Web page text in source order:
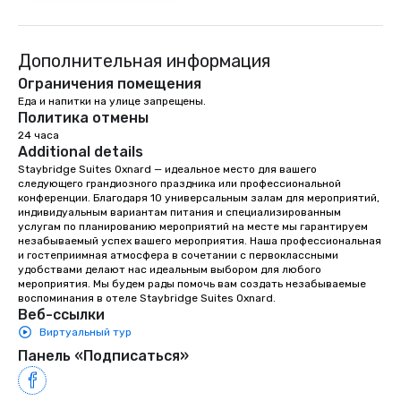
place at multiple restaurants, with
walking in between, there are
countless opportunities to interact
with different people when you sit
traverse along the way. Our
experiences not only provide more
ways to network, but a more convivial
way to do so. Large Groups Welcome
Lip Smacking Foodie Tours is ideal for
groups, small or large. Our
experiences can accommodate
groups from as few as 1 to as many
as 500 guests, making us an ideal
choice for any corporate group event.
Stress-Free Booking Process Booking
a tour is stress-free and allows you to
enjoy the company of your guests
more easily. You’ll take comfort
Дополнительная информация
Ограничения помещения
Еда и напитки на улице запрещены.
Политика отмены
24 часа
Additional details
Staybridge Suites Oxnard — идеальное место для вашего
следующего грандиозного праздника или профессиональной
конференции. Благодаря 10 универсальным залам для мероприятий,
индивидуальным вариантам питания и специализированным
услугам по планированию мероприятий на месте мы гарантируем
незабываемый успех вашего мероприятия. Наша профессиональная
и гостеприимная атмосфера в сочетании с первоклассными
удобствами делают нас идеальным выбором для любого
мероприятия. Мы будем рады помочь вам создать незабываемые
воспоминания в отеле Staybridge Suites Oxnard.
Веб-ссылки
Виртуальный тур
Панель «Подписаться»